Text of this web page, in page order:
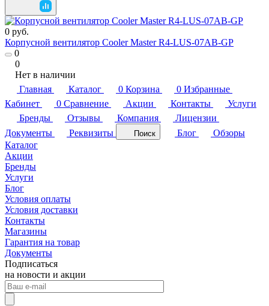
0 руб.
Корпусной вентилятор Cooler Master R4-LUS-07AB-GP
0
0
Нет в наличии
Главная
Каталог 0 Корзина 0 Избранные
Кабинет
0 Сравнение Акции Контакты
Услуги
Бренды
Отзывы Компания
Лицензии
Документы
Реквизиты Поиск Блог
Обзоры
Каталог
Акции
Бренды
Услуги
Блог
Условия оплаты
Условия доставки
Контакты
Магазины
Гарантия на товар
Документы
Подписаться
на новости и акции